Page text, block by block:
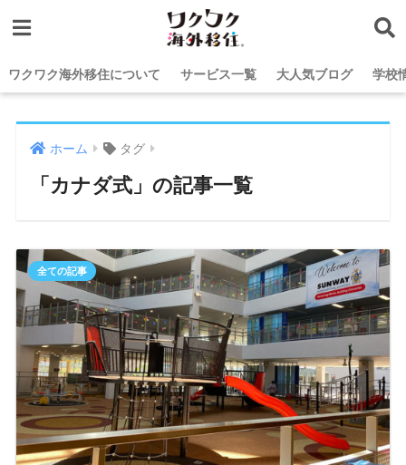
ワクワク海外移住について サービス一覧 大人気ブログ 学校
ホーム タグ
「カナダ式」の記事一覧
全ての記事